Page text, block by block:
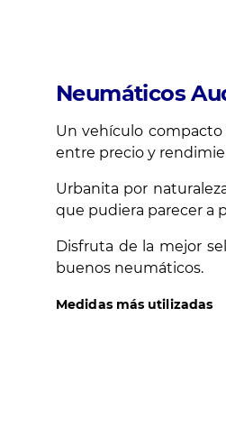
Neumáticos
Un vehículo
entre precio y
Urbanita por
que pudiera parecer a
Disfruta de la mejor
buenos neumáticos.
Medidas más utilizadas